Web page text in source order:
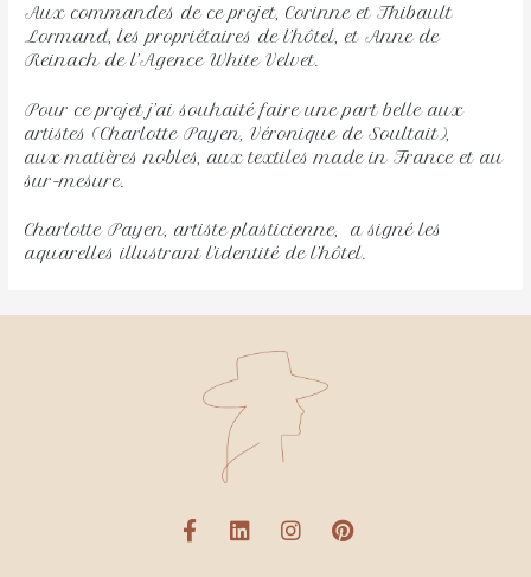
Aux commandes de ce projet, Corinne et Thibault
Lormand, les propriétaires de l’hôtel, et Anne de
Reinach de l’Agence White Velvet.
Pour ce projet j’ai souhaité faire une part belle aux
artistes (Charlotte Payen, Véronique de Soultait),
aux matières nobles, aux textiles made in France et au
sur-mesure.
Charlotte Payen, artiste plasticienne, a signé les
aquarelles illustrant l’identité de l’hôtel.